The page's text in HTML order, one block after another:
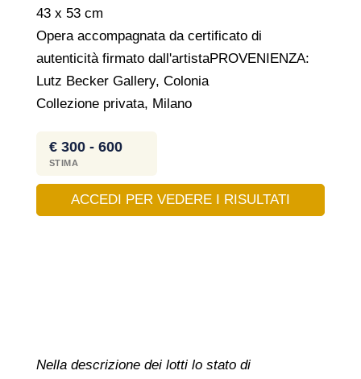
43 x 53 cm
Opera accompagnata da certificato di
autenticità firmato dall'artistaPROVENIENZA:
Lutz Becker Gallery, Colonia
Collezione privata, Milano
€ 300 - 600
STIMA
ACCEDI PER VEDERE I RISULTATI
Nella descrizione dei lotti lo stato di